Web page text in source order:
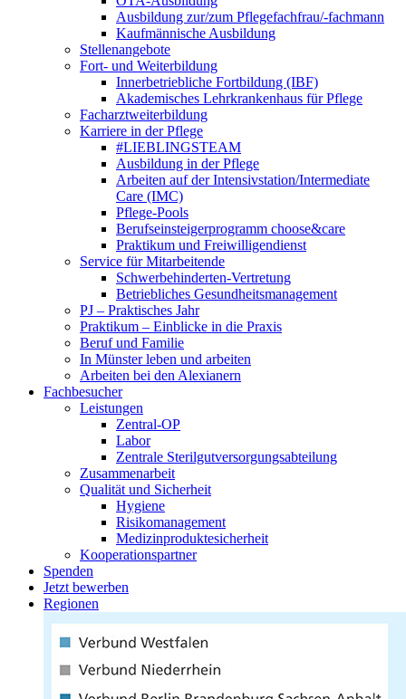
Ausbildung zur/zum Pflegefachfrau/-fachmann
Kaufmännische Ausbildung
Stellenangebote
Fort- und Weiterbildung
Innerbetriebliche Fortbildung (IBF)
Akademisches Lehrkrankenhaus für Pflege
Facharztweiterbildung
Karriere in der Pflege
#LIEBLINGSTEAM
Ausbildung in der Pflege
Arbeiten auf der Intensivstation/Intermediate
Care (IMC)
Pflege-Pools
Berufseinsteigerprogramm choose&care
Praktikum und Freiwilligendienst
Service für Mitarbeitende
Schwerbehinderten-Vertretung
Betriebliches Gesundheitsmanagement
PJ – Praktisches Jahr
Praktikum – Einblicke in die Praxis
Beruf und Familie
In Münster leben und arbeiten
Arbeiten bei den Alexianern
Fachbesucher
Leistungen
Zentral-OP
Labor
Zentrale Sterilgutversorgungsabteilung
Zusammenarbeit
Qualität und Sicherheit
Hygiene
Risikomanagement
Medizinproduktesicherheit
Kooperationspartner
Spenden
Jetzt bewerben
Regionen